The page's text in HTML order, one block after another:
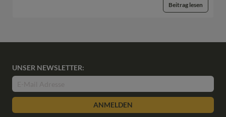
Beitrag lesen
UNSER NEWSLETTER:
ANMELDEN